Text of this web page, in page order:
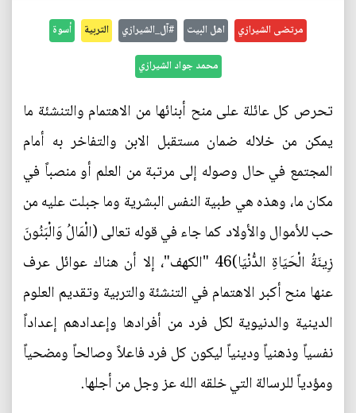
مرتضى الشيرازي اهل البيت #آل_الشيرازي التربية أسوة
محمد جواد الشيرازي
تحرص كل عائلة على منح أبنائها من الاهتمام والتنشئة ما
يمكن من خلاله ضمان مستقبل الابن والتفاخر به أمام
المجتمع في حال وصوله إلى مرتبة من العلم أو منصباً في
مكان ما، وهذه هي طبية النفس البشرية وما جبلت عليه من
حب للأموال والأولاد كما جاء في قوله تعالى (الْمَالُ وَالْبَنُونَ
زِينَةُ الْحَيَاةِ الدُّنْيَا)46 "الكهف"، إلا أن هناك عوائل عرف
عنها منح أكبر الاهتمام في التنشئة والتربية وتقديم العلوم
الدينية والدنيوية لكل فرد من أفرادها وإعدادهم إعداداً
نفسياً وذهنياً ودينياً ليكون كل فرد فاعلاً وصالحاً ومضحياً
ومؤدياً للرسالة التي خلقه الله عز وجل من أجلها.